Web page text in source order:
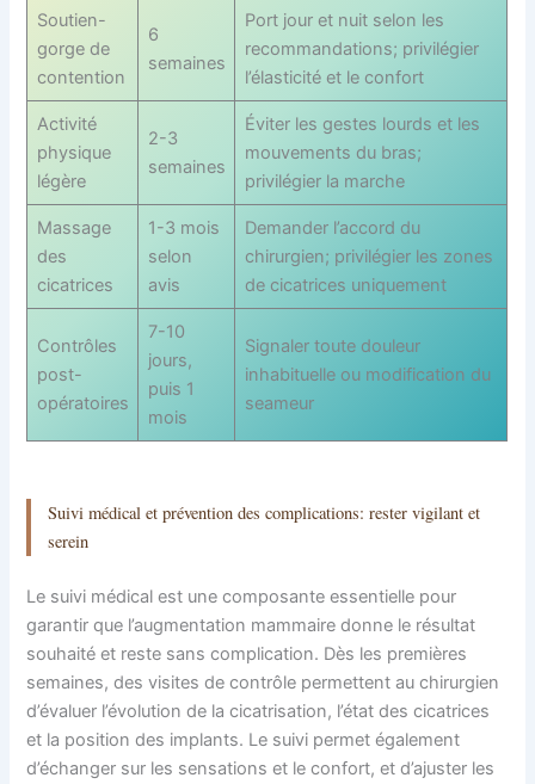
Soutien-
gorge de
contention
6
semaines
Port jour et nuit selon les
recommandations; privilégier
l’élasticité et le confort
Activité
physique
légère
2-3
semaines
Éviter les gestes lourds et les
mouvements du bras;
privilégier la marche
Massage
des
cicatrices
1-3 mois
selon
avis
Demander l’accord du
chirurgien; privilégier les zones
de cicatrices uniquement
Contrôles
post-
opératoires
7-10
jours,
puis 1
mois
Signaler toute douleur
inhabituelle ou modification du
seameur
Suivi médical et prévention des complications: rester vigilant et
serein
Le suivi médical est une composante essentielle pour
garantir que l’augmentation mammaire donne le résultat
souhaité et reste sans complication. Dès les premières
semaines, des visites de contrôle permettent au chirurgien
d’évaluer l’évolution de la cicatrisation, l’état des cicatrices
et la position des implants. Le suivi permet également
d’échanger sur les sensations et le confort, et d’ajuster les